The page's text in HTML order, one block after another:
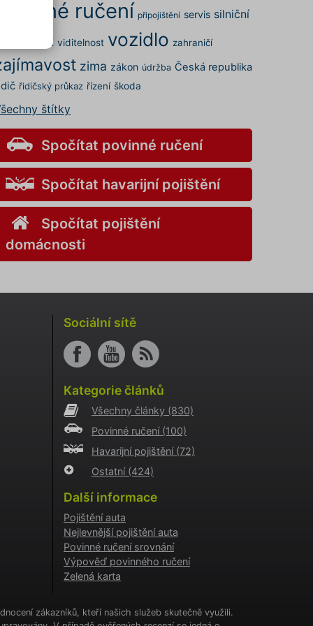
povinné ručení připojištění servis silniční
STK viditelnost vozidlo zahraničí
zima zákon údržba Česká republika
řidičský průkaz řízení škoda
štítky
Spočítat povinné ručení
Spočítat havarijní pojištění
Spočítat pojištění
domácnosti
Sociální sítě
Kategorie článků
Všechny články (830)
Povinné ručení (100)
Havarijní pojištění (72)
Ostatní (424)
Další informace
Pojištění auta
Nejlevnější pojištění auta
Povinné ručení srovnání
Výpověď povinného ručení
Zelená karta
zákazníků, kteří našich služeb skutečně využili.
v